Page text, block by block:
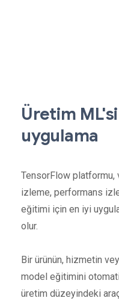
Üretim
uygulama
TensorFlow platformu,
izleme, performans
eğitimi için en iyi
olur.
Bir ürünün, hizmetin
model eğitimini
üretim düzeyindeki